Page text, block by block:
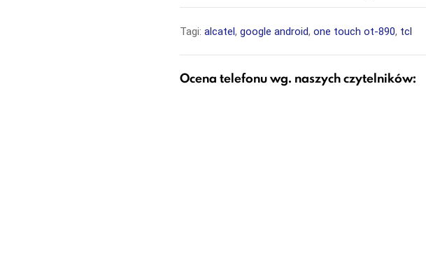
Tagi:alcatel,google android,one touch ot-890, tcl
Ocena telefonu wg. naszych czytelników: